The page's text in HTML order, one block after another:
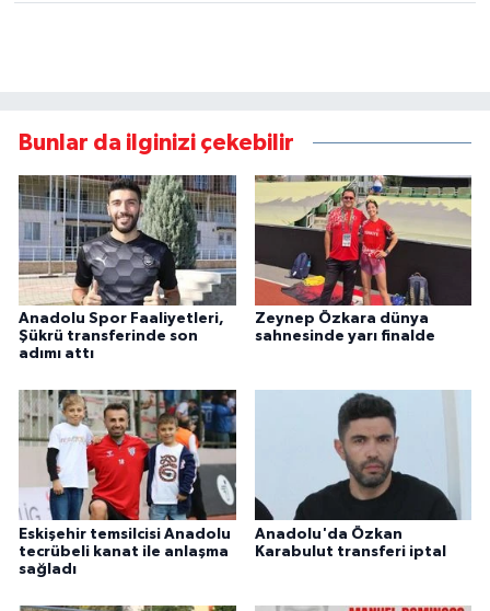
Bunlar da ilginizi çekebilir
Anadolu Spor Faaliyetleri,
Şükrü transferinde son
adımı attı
Zeynep Özkara dünya
sahnesinde yarı finalde
Eskişehir temsilcisi Anadolu
tecrübeli kanat ile anlaşma
sağladı
Anadolu'da Özkan
Karabulut transferi iptal